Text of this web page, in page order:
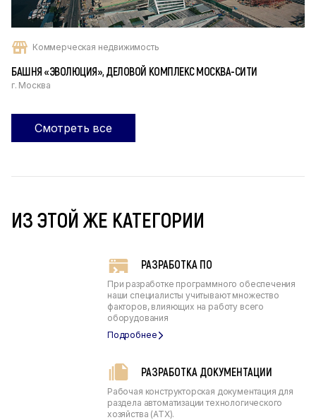
Коммерческая недвижимость
БАШНЯ «ЭВОЛЮЦИЯ», ДЕЛОВОЙ КОМПЛЕКС МОСКВА-СИТИ
г. Москва
Смотреть все
ИЗ ЭТОЙ ЖЕ КАТЕГОРИИ
РАЗРАБОТКА ПО
При разработке программного обеспечения
наши специалисты учитывают множество
факторов, влияющих на работу всего
оборудования
РАЗРАБОТКА ДОКУМЕНТАЦИИ
Рабочая конструкторская документация для
раздела автоматизации технологического
хозяйства (АТХ).